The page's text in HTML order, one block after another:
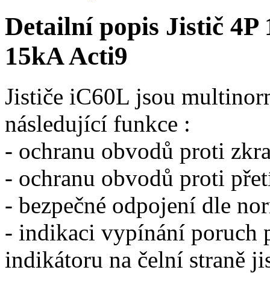
Detailní popis Jistič 4P
15kA Acti9
Jističe iC60L jsou
následující funkce :
- ochranu obvodů proti
- ochranu obvodů proti
- bezpečné odpojení dle
- indikaci vypínání poruch
indikátoru na čelní straně